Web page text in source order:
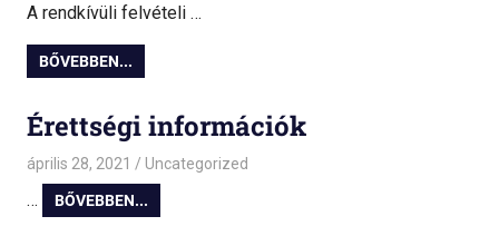
A rendkívüli felvételi …
BŐVEBBEN...
Érettségi információk
április 28, 2021 admin
Uncategorized
… BŐVEBBEN...